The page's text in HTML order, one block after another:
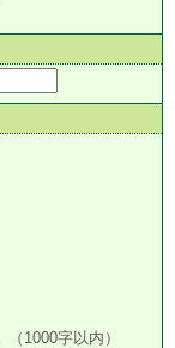
1000字以内）